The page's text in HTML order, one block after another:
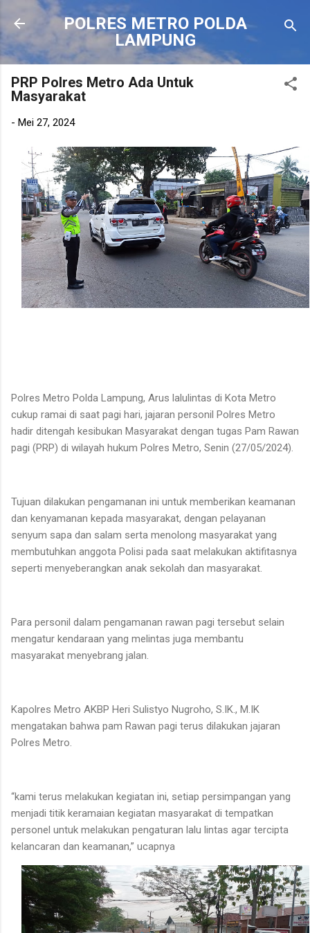
Langsung ke konten utama
POLRES METRO POLDA
LAMPUNG
PRP Polres Metro Ada Untuk
Masyarakat
- Mei 27, 2024
Polres Metro Polda Lampung, Arus lalulintas di Kota Metro
cukup ramai di saat pagi hari, jajaran personil Polres Metro
hadir ditengah kesibukan Masyarakat dengan tugas Pam Rawan
pagi (PRP) di wilayah hukum Polres Metro, Senin (27/05/2024).
Tujuan dilakukan pengamanan ini untuk memberikan keamanan
dan kenyamanan kepada masyarakat, dengan pelayanan
senyum sapa dan salam serta menolong masyarakat yang
membutuhkan anggota Polisi pada saat melakukan aktifitasnya
seperti menyeberangkan anak sekolah dan masyarakat.
Para personil dalam pengamanan rawan pagi tersebut selain
mengatur kendaraan yang melintas juga membantu
masyarakat menyebrang jalan.
Kapolres Metro AKBP Heri Sulistyo Nugroho, S.IK., M.IK
mengatakan bahwa pam Rawan pagi terus dilakukan jajaran
Polres Metro.
“kami terus melakukan kegiatan ini, setiap persimpangan yang
menjadi titik keramaian kegiatan masyarakat di tempatkan
personel untuk melakukan pengaturan lalu lintas agar tercipta
kelancaran dan keamanan,” ucapnya